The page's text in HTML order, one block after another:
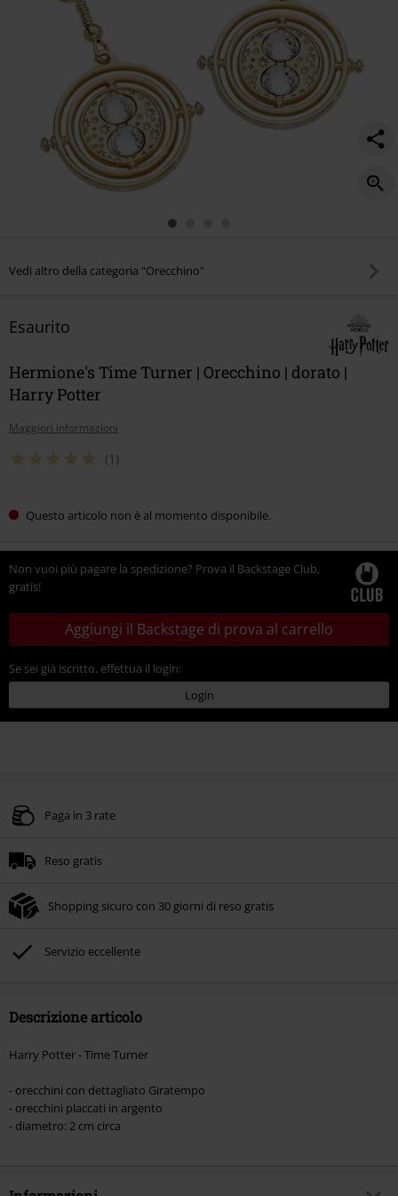
Vedi altro della categoria "Orecchino"
Esaurito
Hermione's Time Turner | Orecchino | dorato |
Harry Potter
Maggiori informazioni
(1)
Questo articolo non è al momento disponibile.
Non vuoi più pagare la spedizione? Prova il Backstage Club,
gratis!
Aggiungi il Backstage di prova al carrello
Se sei già iscritto, effettua il login:
Login
Paga in 3 rate
Reso gratis
Shopping sicuro con 30 giorni di reso gratis
Servizio eccellente
Descrizione articolo
Harry Potter - Time Turner
- orecchini con dettagliato Giratempo
- orecchini placcati in argento
- diametro: 2 cm circa